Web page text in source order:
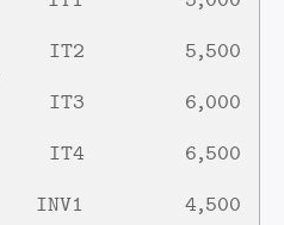
5,500
IT2
6,000
IT3
6,500
IT4
4,500
INV1